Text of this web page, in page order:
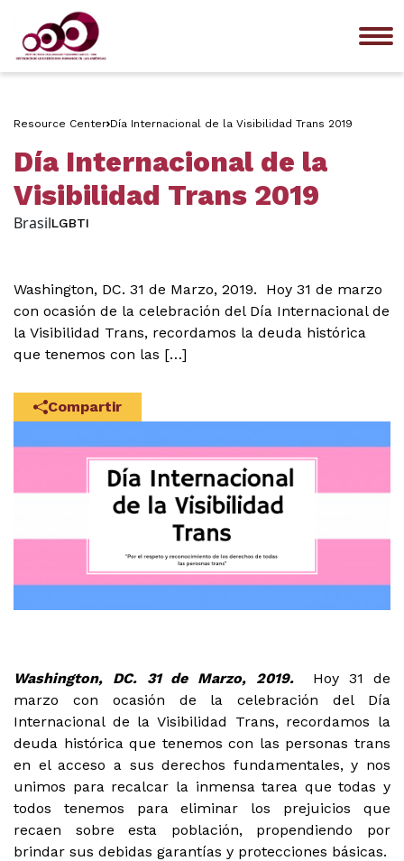
Resource Center Día Internacional de la Visibilidad Trans 2019
Día Internacional de la
Visibilidad Trans 2019
BrasilLGBTI
Washington, DC. 31 de Marzo, 2019. Hoy 31 de marzo
con ocasión de la celebración del Día Internacional de
la Visibilidad Trans, recordamos la deuda histórica
que tenemos con las […]
Compartir
Washington, DC. 31 de Marzo, 2019.Hoy 31 de
marzo con ocasión de la celebración del Día
Internacional de la Visibilidad Trans, recordamos la
deuda histórica que tenemos con las personas trans
en el acceso a sus derechos fundamentales, y nos
unimos para recalcar la inmensa tarea que todas y
todos tenemos para eliminar los prejuicios que
recaen sobre esta población, propendiendo por
brindar sus debidas garantías y protecciones básicas.